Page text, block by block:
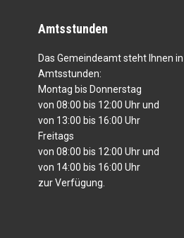
Amtsstunden
Das Gemeindeamt steht Ihnen
Amtsstunden:
Montag bis Donnerstag
von 08:00 bis 12:00 Uhr und
von 13:00 bis 16:00 Uhr
Freitags
von 08:00 bis 12:00 Uhr und
von 14:00 bis 16:00 Uhr
zur Verfügung.